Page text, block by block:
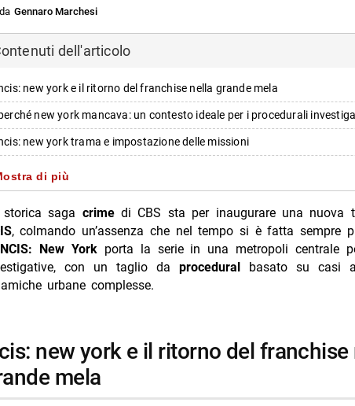
Gennaro Marchesi
dell'articolo
new york e il ritorno del franchise nella grande mela
new york mancava: un contesto ideale per i procedurali
new york trama e impostazione delle missioni
cast di ncis: new york: protagonisti e ruoli chiave
sam hanna e il nuovo partner nick schaeffer
personaggi del cast principale
su cbs e collegamenti con i progetti ncis già annunciati
e continuità del franchise
risposta
4 arriva su Prime Video il 12 agosto
di più
storica saga crimedi CBS sta per inaugurare una nuova
, colmando un’assenza che nel tempo si è fatta sempre
NCIS: New York porta la serie in una metropoli centrale
con un taglio da proceduralbasato su casi
urbane complesse.
mela